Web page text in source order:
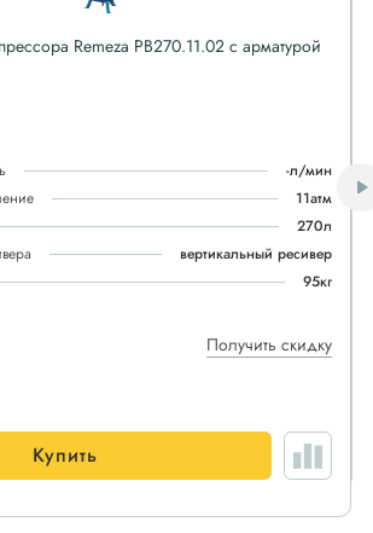
Remeza РВ270.11.02 с арматурой
-л/мин
11атм
270л
вертикальный ресивер
95кг
Получить скидку
Купить